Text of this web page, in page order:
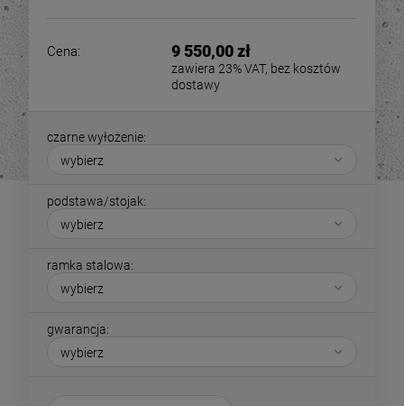
Cena: 9 550,00 zł
zawiera 23% VAT, bez kosztów
dostawy
czarne wyłożenie:
podstawa/stojak:
ramka stalowa:
gwarancja: